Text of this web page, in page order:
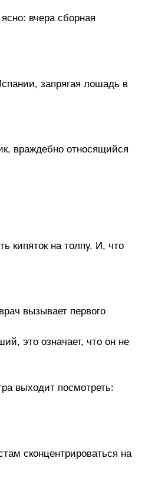
вчера сборная
запрягая лошадь в
враждебно относящийся
кипяток на толпу. И, что
вызывает первого
это означает, что он не
выходит посмотреть:
сконцентрироваться на